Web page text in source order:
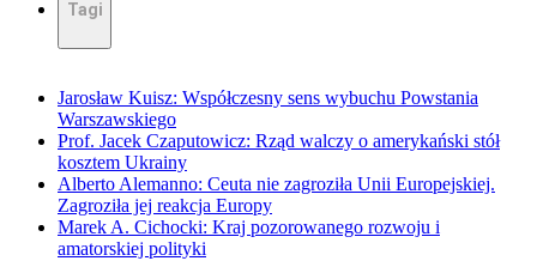
Tagi
Jarosław Kuisz: Współczesny sens wybuchu Powstania
Warszawskiego
Prof. Jacek Czaputowicz: Rząd walczy o amerykański stół
kosztem Ukrainy
Alberto Alemanno: Ceuta nie zagroziła Unii Europejskiej.
Zagroziła jej reakcja Europy
Marek A. Cichocki: Kraj pozorowanego rozwoju i
amatorskiej polityki